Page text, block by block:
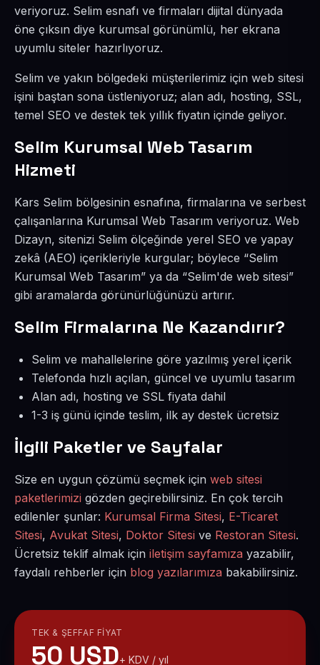
veriyoruz. Selim esnafı ve firmaları dijital dünyada
öne çıksın diye kurumsal görünümlü, her ekrana
uyumlu siteler hazırlıyoruz.
Selim ve yakın bölgedeki müşterilerimiz için web sitesi
işini baştan sona üstleniyoruz; alan adı, hosting, SSL,
temel SEO ve destek tek yıllık fiyatın içinde geliyor.
Selim Kurumsal Web Tasarım
Hizmeti
Kars Selim bölgesinin esnafına, firmalarına ve serbest
çalışanlarına Kurumsal Web Tasarım veriyoruz. Web
Dizayn, sitenizi Selim ölçeğinde yerel SEO ve yapay
zekâ (AEO) içerikleriyle kurgular; böylece “Selim
Kurumsal Web Tasarım” ya da “Selim'de web sitesi”
gibi aramalarda görünürlüğünüzü artırır.
Selim Firmalarına Ne Kazandırır?
Selim ve mahallelerine göre yazılmış yerel içerik
Telefonda hızlı açılan, güncel ve uyumlu tasarım
Alan adı, hosting ve SSL fiyata dahil
1-3 iş günü içinde teslim, ilk ay destek ücretsiz
İlgili Paketler ve Sayfalar
Size en uygun çözümü seçmek için web sitesi
paketlerimizi gözden geçirebilirsiniz. En çok tercih
edilenler şunlar: Kurumsal Firma Sitesi, E-Ticaret
Sitesi, Avukat Sitesi, Doktor Sitesi ve Restoran Sitesi.
Ücretsiz teklif almak için iletişim sayfamıza yazabilir,
faydalı rehberler için blog yazılarımıza bakabilirsiniz.
TEK & ŞEFFAF FIYAT
50 USD+ KDV / yıl